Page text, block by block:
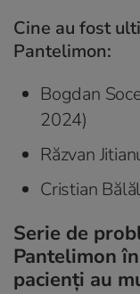
Cine au fost
Pantelimon:
Bogdan
2024)
Răzvan
Cristian
Serie de
Pantelimon
pacienți au